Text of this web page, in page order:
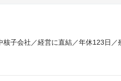
子会社／経営に直結／年休123日／